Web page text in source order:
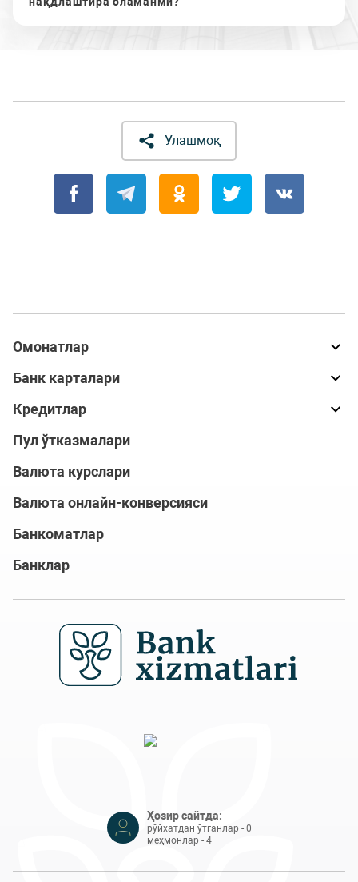
Улашмоқ
Омонатлар
Банк карталари
Кредитлар
Пул ўтказмалари
Валюта курслари
Валюта онлайн-конверсияси
Банкоматлар
Банклар
Ҳозир сайтда:
рўйхатдан ўтганлар - 0
меҳмонлар - 4